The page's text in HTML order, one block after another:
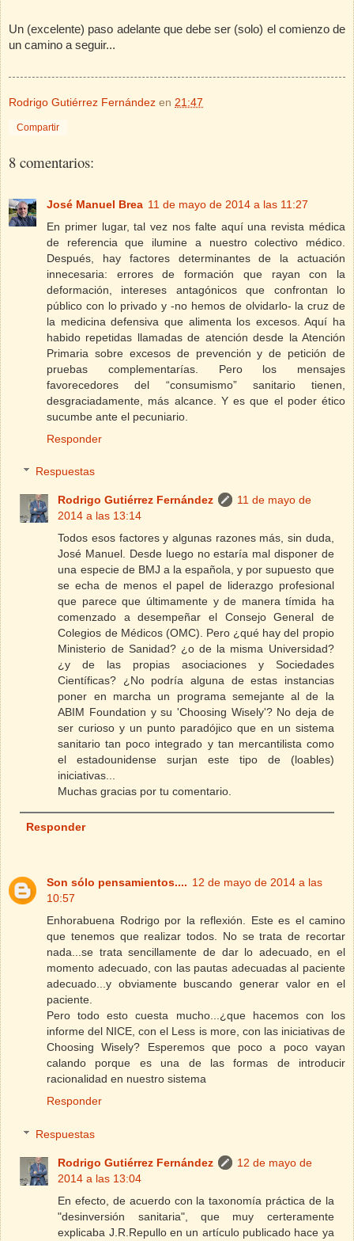
Un (excelente) paso adelante que debe ser (solo) el comienzo de
un camino a seguir...
Rodrigo Gutiérrez Fernández en 21:47
Compartir
8 comentarios:
José Manuel Brea 11 de mayo de 2014 a las 11:27
En primer lugar, tal vez nos falte aquí una revista médica
de referencia que ilumine a nuestro colectivo médico.
Después, hay factores determinantes de la actuación
innecesaria: errores de formación que rayan con la
deformación, intereses antagónicos que confrontan lo
público con lo privado y -no hemos de olvidarlo- la cruz de
la medicina defensiva que alimenta los excesos. Aquí ha
habido repetidas llamadas de atención desde la Atención
Primaria sobre excesos de prevención y de petición de
pruebas complementarías. Pero los mensajes
favorecedores del “consumismo” sanitario tienen,
desgraciadamente, más alcance. Y es que el poder ético
sucumbe ante el pecuniario.
Responder
Respuestas
Rodrigo Gutiérrez Fernández
11 de mayo de
2014 a las 13:14
Todos esos factores y algunas razones más, sin duda,
José Manuel. Desde luego no estaría mal disponer de
una especie de BMJ a la española, y por supuesto que
se echa de menos el papel de liderazgo profesional
que parece que últimamente y de manera tímida ha
comenzado a desempeñar el Consejo General de
Colegios de Médicos (OMC). Pero ¿qué hay del propio
Ministerio de Sanidad? ¿o de la misma Universidad?
¿y de las propias asociaciones y Sociedades
Científicas? ¿No podría alguna de estas instancias
poner en marcha un programa semejante al de la
ABIM Foundation y su 'Choosing Wisely'? No deja de
ser curioso y un punto paradójico que en un sistema
sanitario tan poco integrado y tan mercantilista como
el estadounidense surjan este tipo de (loables)
iniciativas...
Muchas gracias por tu comentario.
Responder
Son sólo pensamientos.... 12 de mayo de 2014 a las
10:57
Enhorabuena Rodrigo por la reflexión. Este es el camino
que tenemos que realizar todos. No se trata de recortar
nada...se trata sencillamente de dar lo adecuado, en el
momento adecuado, con las pautas adecuadas al paciente
adecuado...y obviamente buscando generar valor en el
paciente.
Pero todo esto cuesta mucho...¿que hacemos con los
informe del NICE, con el Less is more, con las iniciativas de
Choosing Wisely? Esperemos que poco a poco vayan
calando porque es una de las formas de introducir
racionalidad en nuestro sistema
Responder
Respuestas
Rodrigo Gutiérrez Fernández
12 de mayo de
2014 a las 13:04
En efecto, de acuerdo con la taxonomía práctica de la
"desinversión sanitaria", que muy certeramente
explicaba J.R.Repullo en un artículo publicado hace ya